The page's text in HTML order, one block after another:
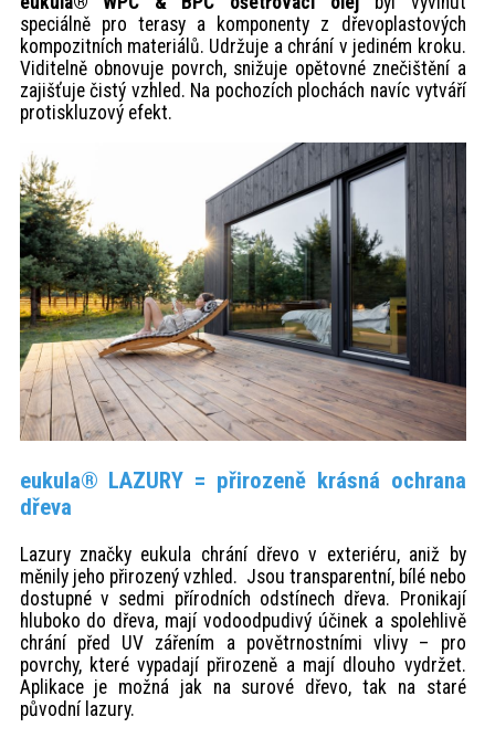
speciálně pro terasy a komponenty z dřevoplastových
kompozitních materiálů. Udržuje a chrání v jediném kroku.
Viditelně obnovuje povrch, snižuje opětovné znečištění a
zajišťuje čistý vzhled. Na pochozích plochách navíc vytváří
protiskluzový efekt.
eukula® LAZURY = přirozeně krásná ochrana
dřeva
Lazury značky eukula chrání dřevo v exteriéru, aniž by
měnily jeho přirozený vzhled. Jsou transparentní, bílé nebo
dostupné v sedmi přírodních odstínech dřeva. Pronikají
hluboko do dřeva, mají vodoodpudivý účinek a spolehlivě
chrání před UV zářením a povětrnostními vlivy – pro
povrchy, které vypadají přirozeně a mají dlouho vydržet.
Aplikace je možná jak na surové dřevo, tak na staré
původní lazury.